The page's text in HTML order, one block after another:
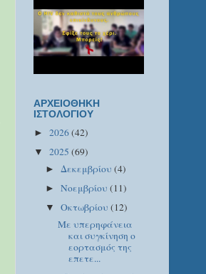
ΑΡΧΕΙΟΘΗΚΗ
ΙΣΤΟΛΟΓΙΟΥ
► 2026(42)
▼ 2025 (69)
►Δεκεμβρίου(4)
►Νοεμβρίου(11)
▼Οκτωβρίου(12)
Με υπερηφάνεια
και συγκίνηση ο
εορτασμός της
επετε...